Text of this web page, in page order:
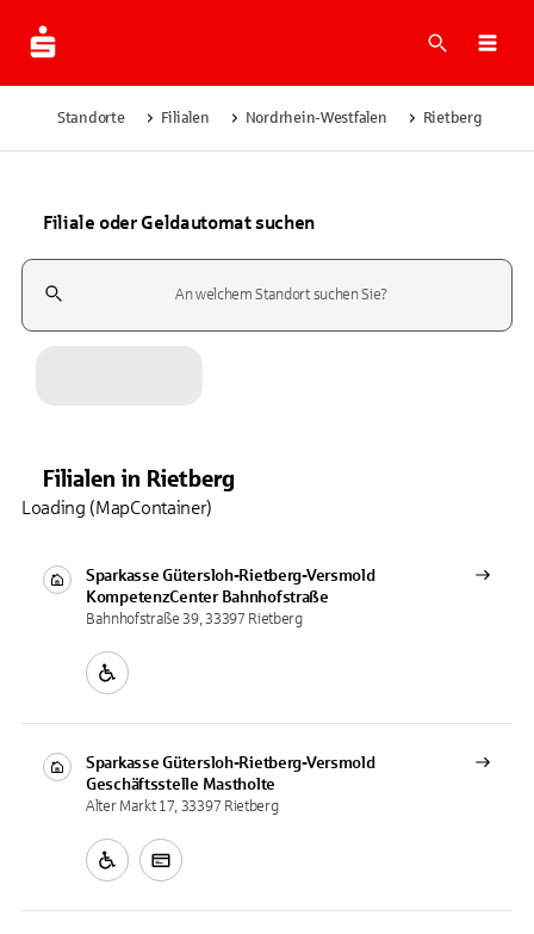
Suche
Standorte Filialen Nordrhein-Westfalen Rietberg
Filiale oder Geldautomat suchen
Suchfeld
Filialen in Rietberg
Sparkasse Gütersloh-Rietberg-Versmold
KompetenzCenter Bahnhofstraße
Bahnhofstraße 39, 33397 Rietberg
Sparkasse Gütersloh-Rietberg-Versmold
Geschäftsstelle Mastholte
Alter Markt 17, 33397 Rietberg
Loading (MapContainer)